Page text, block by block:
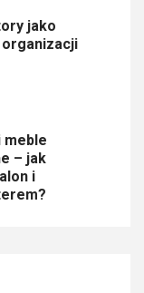
jako
meble
– jak
i